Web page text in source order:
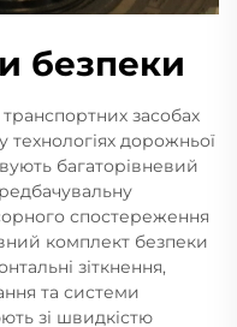
безпеки
засобах
технологіях дорожньої
багаторівневий
спостереження
комплект безпеки
зіткнення,
та системи
зі швидкістю